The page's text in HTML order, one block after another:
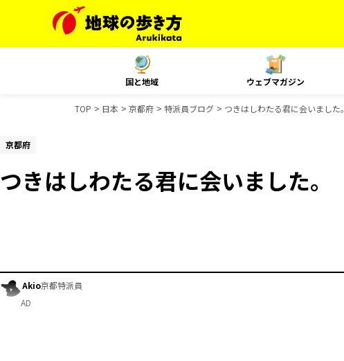
国と地域 ウェブマガジン
TOP 日本 京都府 特派員ブログ つきはしわたる君に会いました。
京都府
つきはしわたる君に会いました。
Akio京都特派員
AD